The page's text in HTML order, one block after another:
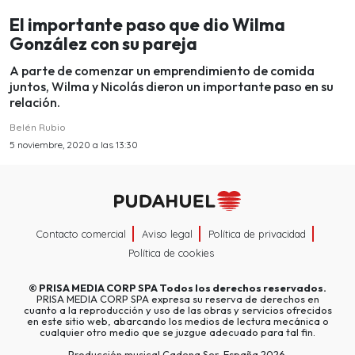
El importante paso que dio Wilma
González con su pareja
A parte de comenzar un emprendimiento de comida
juntos, Wilma y Nicolás dieron un importante paso en su
relación.
Belén Rubio
5 noviembre, 2020 a las 13:30
Contacto comercial Aviso legal
Política de privacidad
Política de cookies
© PRISA MEDIA CORP SPATodos los derechos reservados.
PRISA MEDIA CORP SPA expresa su reserva de derechos en
cuanto a la reproducción y uso de las obras y servicios ofrecidos
en este sitio web, abarcando los medios de lectura mecánica o
cualquier otro medio que se juzgue adecuado para tal fin.